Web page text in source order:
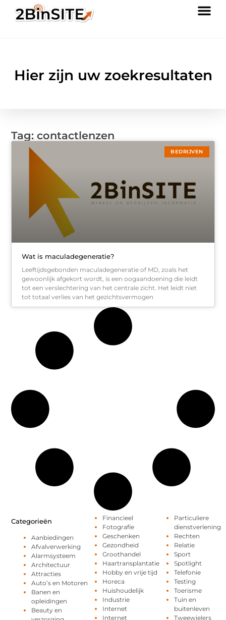
Hier zijn uw zoekresultaten
Tag: contactlenzen
BEDRIJVEN
Wat is maculadegeneratie?
Leeftijdsgebonden maculadegeneratie of MD, zoals het
gewoonlijk afgekort wordt, is een oogaandoening die leidt
tot een verslechtering van het centrale zicht. Het leidt niet
tot totaal verlies van het gezichtsvermogen
Categorieën
Aanbiedingen
Afvalverwerking
Alarmsysteem
Architectuur
Attracties
Auto’s en Motoren
Banen en
opleidingen
Beauty en
Financieel
Fotografie
Geschenken
Gezondheid
Groothandel
Haartransplantatie
Hobby en vrije tijd
Horeca
Huishoudelijk
Industrie
Internet
Internet
Particuliere
dienstverlening
Rechten
Relatie
Sport
Spotlight
Telefonie
Testing
Toerisme
Tuin en
buitenleven
Tweewielers